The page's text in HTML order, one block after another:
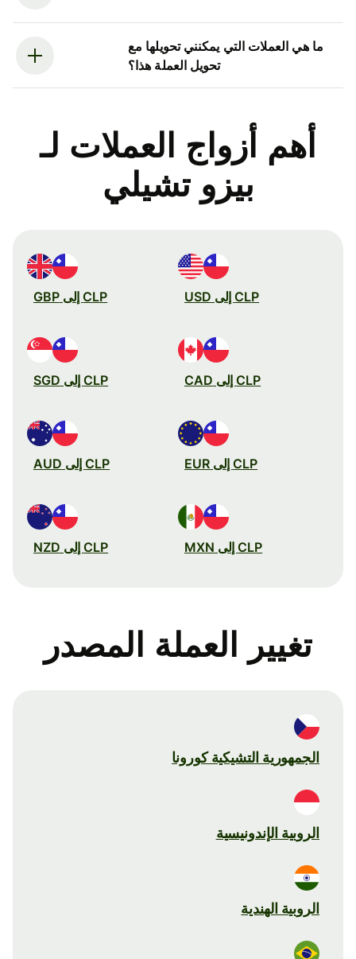
ما هي العملات التي يمكنني تحويلها مع
تحويل العملة هذا؟
أهم أزواج العملات لـ
بيزو تشيلي
CLP إلى USD CLP إلى GBP
CLP إلى CAD CLP إلى SGD
CLP إلى EUR CLP إلى AUD
CLP إلى MXN CLP إلى NZD
تغيير العملة المصدر
الجمهورية التشيكية كورونا
الروبية الإندونيسية
الروبية الهندية